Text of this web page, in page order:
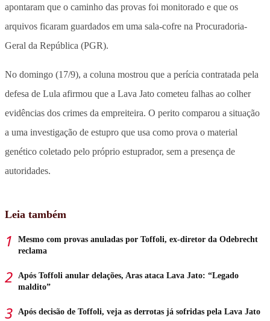
apontaram que o caminho das provas foi monitorado e que os
arquivos ficaram guardados em uma sala-cofre na Procuradoria-
Geral da República (PGR).
No domingo (17/9), a coluna mostrou que a perícia contratada pela
defesa de Lula afirmou que a Lava Jato cometeu falhas ao colher
evidências dos crimes da empreiteira. O perito comparou a situação
a uma investigação de estupro que usa como prova o material
genético coletado pelo próprio estuprador, sem a presença de
autoridades.
Leia também
Mesmo com provas anuladas por Toffoli, ex-diretor da Odebrecht
reclama
Após Toffoli anular delações, Aras ataca Lava Jato: “Legado
maldito”
Após decisão de Toffoli, veja as derrotas já sofridas pela Lava Jato